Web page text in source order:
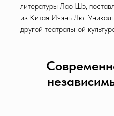
литературы Лао Шэ,
из Китая Ичэнь Лю.
другой театральной